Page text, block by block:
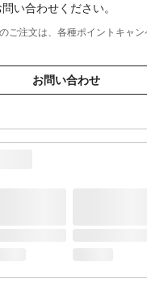
い合わせください。
ご注文は、各種ポイントキャン
お問い合わせ